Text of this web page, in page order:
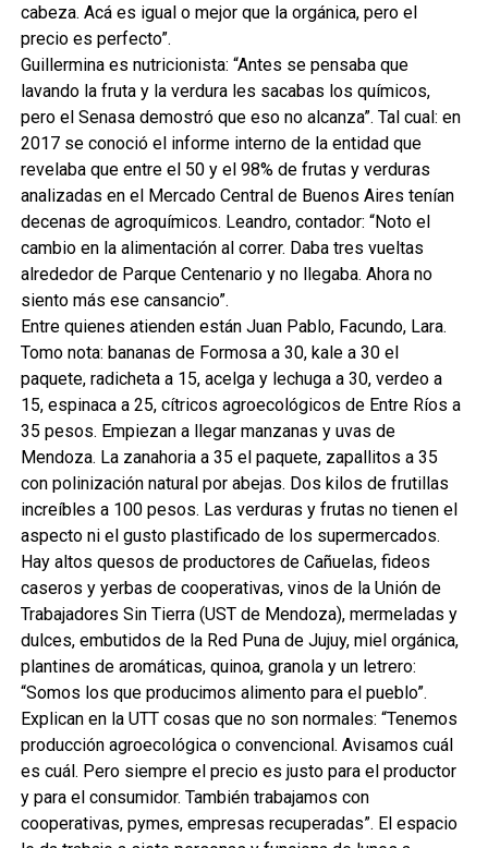
cabeza. Acá es igual o mejor que la orgánica, pero el
precio es perfecto”.
Guillermina es nutricionista: “Antes se pensaba que
lavando la fruta y la verdura les sacabas los químicos,
pero el Senasa demostró que eso no alcanza”. Tal cual: en
2017 se conoció el informe interno de la entidad que
revelaba que entre el 50 y el 98% de frutas y verduras
analizadas en el Mercado Central de Buenos Aires tenían
decenas de agroquímicos. Leandro, contador: “Noto el
cambio en la alimentación al correr. Daba tres vueltas
alrededor de Parque Centenario y no llegaba. Ahora no
siento más ese cansancio”.
Entre quienes atienden están Juan Pablo, Facundo, Lara.
Tomo nota: bananas de Formosa a 30, kale a 30 el
paquete, radicheta a 15, acelga y lechuga a 30, verdeo a
15, espinaca a 25, cítricos agroecológicos de Entre Ríos a
35 pesos. Empiezan a llegar manzanas y uvas de
Mendoza. La zanahoria a 35 el paquete, zapallitos a 35
con polinización natural por abejas. Dos kilos de frutillas
increíbles a 100 pesos. Las verduras y frutas no tienen el
aspecto ni el gusto plastificado de los supermercados.
Hay altos quesos de productores de Cañuelas, fideos
caseros y yerbas de cooperativas, vinos de la Unión de
Trabajadores Sin Tierra (UST de Mendoza), mermeladas y
dulces, embutidos de la Red Puna de Jujuy, miel orgánica,
plantines de aromáticas, quinoa, granola y un letrero:
“Somos los que producimos alimento para el pueblo”.
Explican en la UTT cosas que no son normales: “Tenemos
producción agroecológica o convencional. Avisamos cuál
es cuál. Pero siempre el precio es justo para el productor
y para el consumidor. También trabajamos con
cooperativas, pymes, empresas recuperadas”. El espacio